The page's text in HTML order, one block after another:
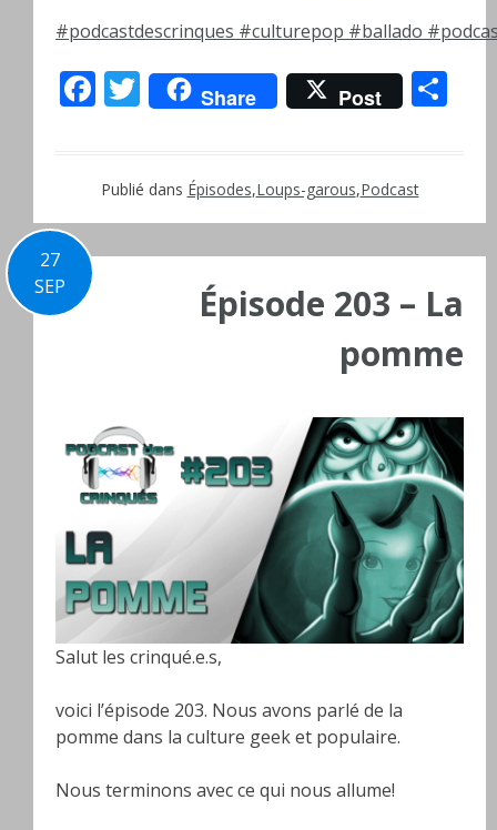
#podcastdescrinques #culturepop #ballado
Facebook
Twitter
Share Post
Publié dans Épisodes,Loups-garous,Podcast
27
SEP
Épisode 203 – La
pomme
Salut les crinqué.e.s,
voici l’épisode 203. Nous avons parlé de la
pomme dans la culture geek et populaire.
Nous terminons avec ce qui nous allume!